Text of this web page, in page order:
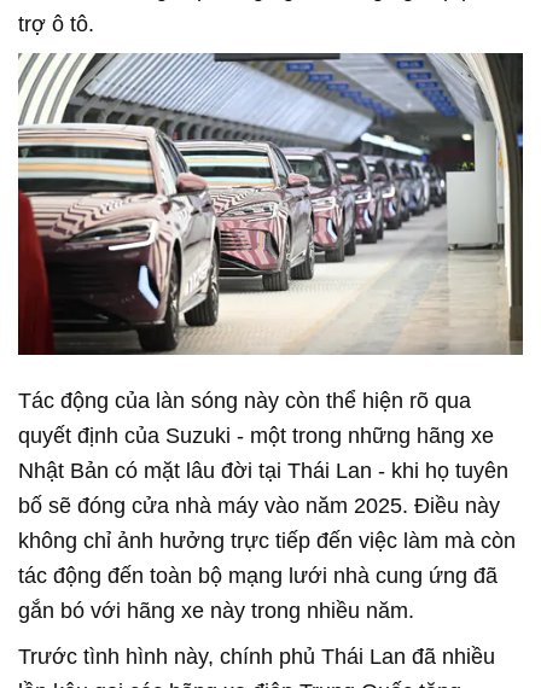
trợ ô tô.
Tác động của làn sóng này còn thể hiện rõ qua
quyết định của Suzuki - một trong những hãng xe
Nhật Bản có mặt lâu đời tại Thái Lan - khi họ tuyên
bố sẽ đóng cửa nhà máy vào năm 2025. Điều này
không chỉ ảnh hưởng trực tiếp đến việc làm mà còn
tác động đến toàn bộ mạng lưới nhà cung ứng đã
gắn bó với hãng xe này trong nhiều năm.
Trước tình hình này, chính phủ Thái Lan đã nhiều